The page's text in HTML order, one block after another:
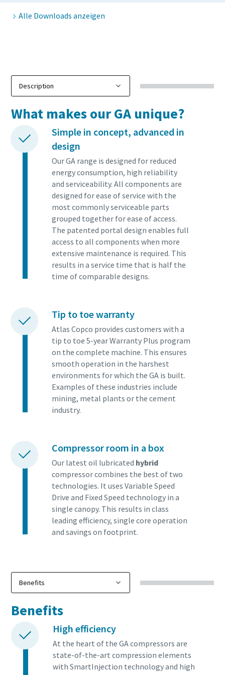
Förderprozess wissen müssen
Entdecken Sie, wie Sie einen effizienteren pneumatischen
Förderprozess schaffen können.
Erfahren Sie mehr
Alle Downloads anzeigen
What makes our GA unique?
Simple in concept, advanced in
design
Our GA range is designed for reduced
energy consumption, high reliability
and serviceability. All components are
designed for ease of service with the
most commonly serviceable parts
grouped together for ease of access.
The patented portal design enables full
access to all components when more
extensive maintenance is required. This
results in a service time that is half the
time of comparable designs.
Tip to toe warranty
Atlas Copco provides customers with a
tip to toe 5-year Warranty Plus program
on the complete machine. This ensures
smooth operation in the harshest
environments for which the GA is built.
Examples of these industries include
mining, metal plants or the cement
industry.
Compressor room in a box
Our latest oil lubricated hybrid
compressor combines the best of two
technologies. It uses Variable Speed
Drive and Fixed Speed technology in a
single canopy. This results in class
leading efficiency, single core operation
and savings on footprint.
Benefits
High efficiency
At the heart of the GA compressors are
state-of-the-art compression elements
with SmartInjection technology and high
Datenschutzrichtlinie
einverstanden, dass Atlas
Marketinginformationen
zusendet, mich auf
Teilnahme an Online-
Umfragen einlädt oder seine
auf mich zukommen lässt.
Mir ist bekannt, dass ich
meine Zustimmung
gegenüber Atlas Copco
jederzeit widerrufen kann.
Absenden
Anti-Roboter-Verifizierung